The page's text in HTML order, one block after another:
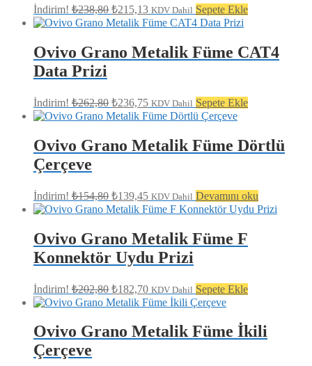
İndirim! ₺238,80 Orijinal
fiyat:
₺215,13 Şu
andaki
fiyat:
₺215,13.
KDV Dahil Sepete Ekle
Ovivo Grano Metalik Füme CAT4
Data Prizi
İndirim! ₺262,80 Orijinal
fiyat:
₺236,75 Şu
andaki
fiyat:
₺236,75.
KDV Dahil Sepete Ekle
Ovivo Grano Metalik Füme Dörtlü
Çerçeve
İndirim! ₺154,80 Orijinal
fiyat:
₺139,45 Şu
andaki
fiyat:
₺139,45.
KDV Dahil Devamını oku
Ovivo Grano Metalik Füme F
Konnektör Uydu Prizi
İndirim! ₺202,80 Orijinal
fiyat:
₺182,70Şu
andaki
fiyat:
₺182,70.
KDV Dahil Sepete Ekle
Ovivo Grano Metalik Füme İkili
Çerçeve